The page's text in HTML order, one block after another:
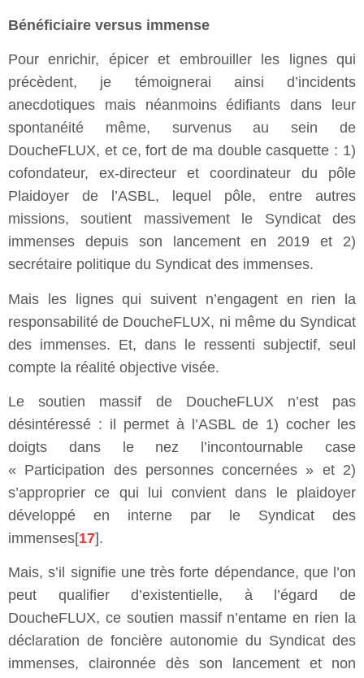
Bénéficiaire versus immense
Pour enrichir, épicer et embrouiller les lignes qui
précèdent, je témoignerai ainsi d’incidents
anecdotiques mais néanmoins édifiants dans leur
spontanéité même, survenus au sein de
DoucheFLUX, et ce, fort de ma double casquette : 1)
cofondateur, ex-directeur et coordinateur du pôle
Plaidoyer de l’ASBL, lequel pôle, entre autres
missions, soutient massivement le Syndicat des
immenses depuis son lancement en 2019 et 2)
secrétaire politique du Syndicat des immenses.
Mais les lignes qui suivent n’engagent en rien la
responsabilité de DoucheFLUX, ni même du Syndicat
des immenses. Et, dans le ressenti subjectif, seul
compte la réalité objective visée.
Le soutien massif de DoucheFLUX n’est pas
désintéressé : il permet à l’ASBL de 1) cocher les
doigts dans le nez l’incontournable case
« Participation des personnes concernées » et 2)
s’approprier ce qui lui convient dans le plaidoyer
développé en interne par le Syndicat des
immenses[17].
Mais, s’il signifie une très forte dépendance, que l’on
peut qualifier d’existentielle, à l’égard de
DoucheFLUX, ce soutien massif n’entame en rien la
déclaration de foncière autonomie du Syndicat des
immenses, claironnée dès son lancement et non